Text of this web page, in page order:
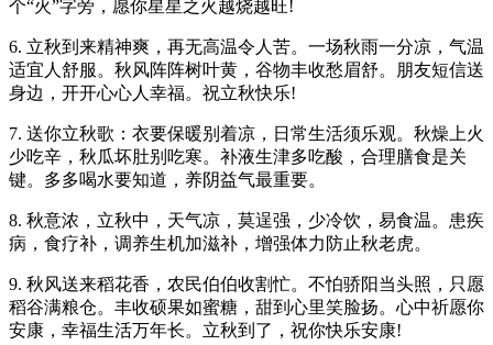
个“火”字旁，愿你星星之火越烧越旺!
6. 立秋到来精神爽，再无高温令人苦。一场秋雨一分凉，气温
适宜人舒服。秋风阵阵树叶黄，谷物丰收愁眉舒。朋友短信送
身边，开开心心人幸福。祝立秋快乐!
7. 送你立秋歌：衣要保暖别着凉，日常生活须乐观。秋燥上火
少吃辛，秋瓜坏肚别吃寒。补液生津多吃酸，合理膳食是关
键。多多喝水要知道，养阴益气最重要。
8. 秋意浓，立秋中，天气凉，莫逞强，少冷饮，易食温。患疾
病，食疗补，调养生机加滋补，增强体力防止秋老虎。
9. 秋风送来稻花香，农民伯伯收割忙。不怕骄阳当头照，只愿
稻谷满粮仓。丰收硕果如蜜糖，甜到心里笑脸扬。心中祈愿你
安康，幸福生活万年长。立秋到了，祝你快乐安康!